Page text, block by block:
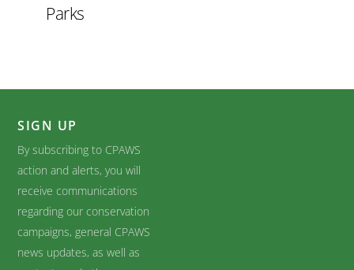
Parks
SIGN UP
By subscribing to CPAWS
action and alerts, you will
receive communications
regarding our conservation
campaigns, general CPAWS
news updates, as well as